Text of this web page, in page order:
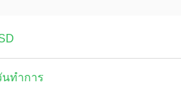
นทำการ